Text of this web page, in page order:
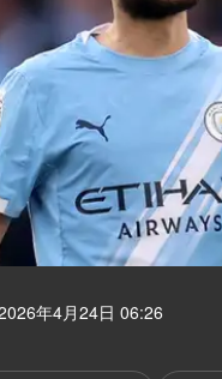
年4月24日 06:26